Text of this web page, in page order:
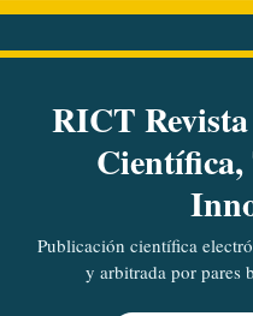
RICT
Científica,
Publicación científica
y arbitrada por pares